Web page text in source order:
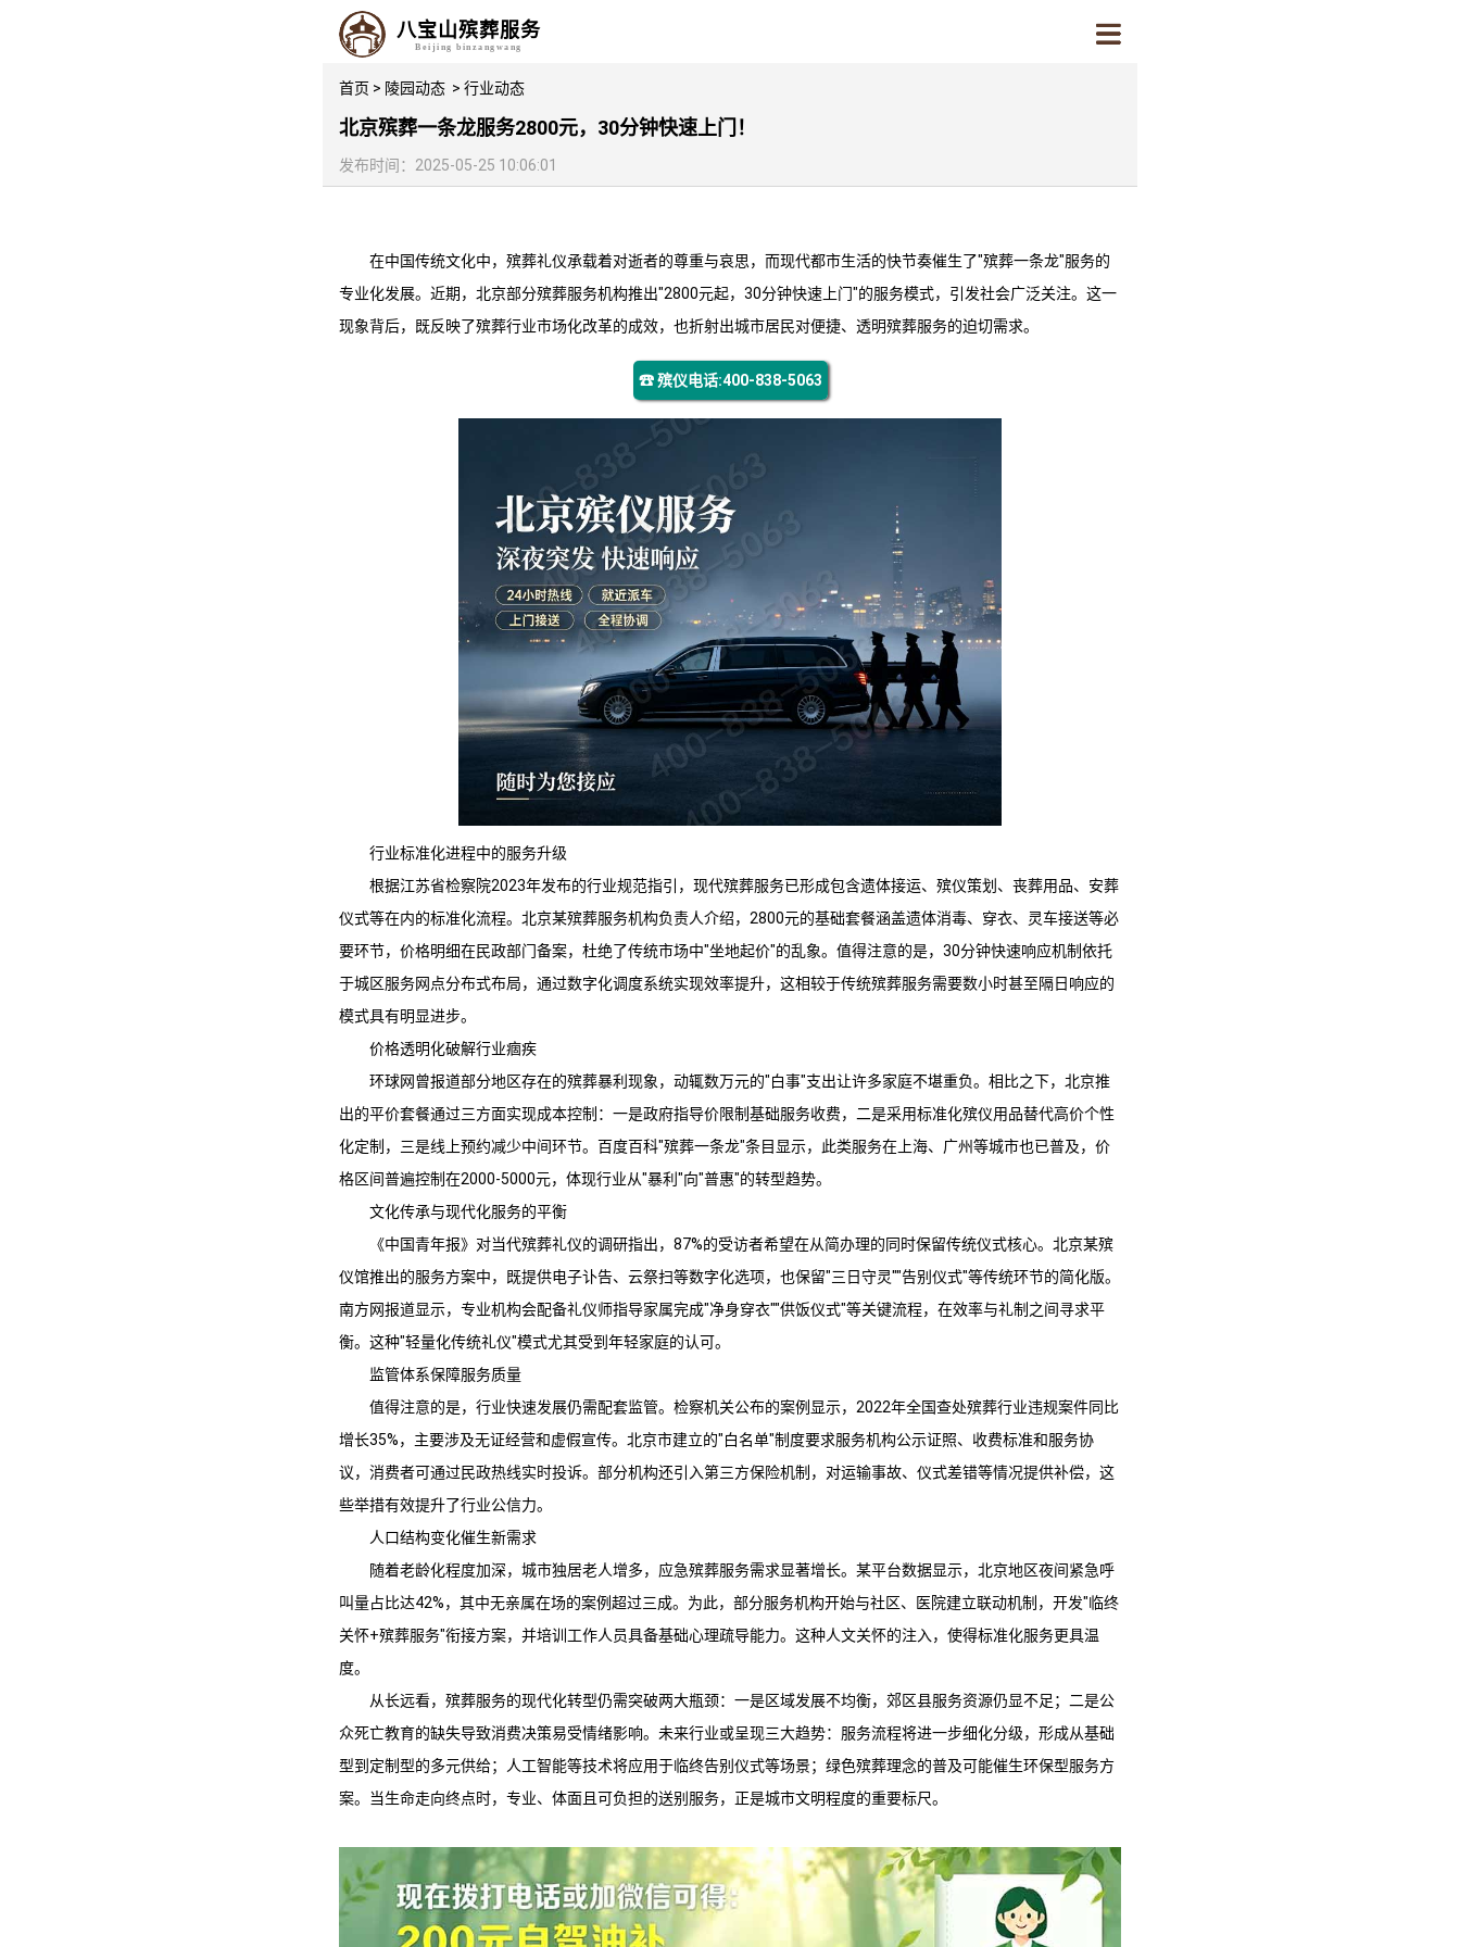
八宝山殡葬服务
Beijing binzangwang
首页 > 陵园动态 > 行业动态
北京殡葬一条龙服务2800元，30分钟快速上门！
发布时间：2025-05-25 10:06:01
在中国传统文化中，殡葬礼仪承载着对逝者的尊重与哀思，而现代都市生活的快节奏催生了"殡葬一条龙"服务的
专业化发展。近期，北京部分殡葬服务机构推出"2800元起，30分钟快速上门"的服务模式，引发社会广泛关注。这一
现象背后，既反映了殡葬行业市场化改革的成效，也折射出城市居民对便捷、透明殡葬服务的迫切需求。
☎ 殡仪电话:400-838-5063
行业标准化进程中的服务升级
根据江苏省检察院2023年发布的行业规范指引，现代殡葬服务已形成包含遗体接运、殡仪策划、丧葬用品、安葬
仪式等在内的标准化流程。北京某殡葬服务机构负责人介绍，2800元的基础套餐涵盖遗体消毒、穿衣、灵车接送等必
要环节，价格明细在民政部门备案，杜绝了传统市场中"坐地起价"的乱象。值得注意的是，30分钟快速响应机制依托
于城区服务网点分布式布局，通过数字化调度系统实现效率提升，这相较于传统殡葬服务需要数小时甚至隔日响应的
模式具有明显进步。
价格透明化破解行业痼疾
环球网曾报道部分地区存在的殡葬暴利现象，动辄数万元的"白事"支出让许多家庭不堪重负。相比之下，北京推
出的平价套餐通过三方面实现成本控制：一是政府指导价限制基础服务收费，二是采用标准化殡仪用品替代高价个性
化定制，三是线上预约减少中间环节。百度百科"殡葬一条龙"条目显示，此类服务在上海、广州等城市也已普及，价
格区间普遍控制在2000-5000元，体现行业从"暴利"向"普惠"的转型趋势。
文化传承与现代化服务的平衡
《中国青年报》对当代殡葬礼仪的调研指出，87%的受访者希望在从简办理的同时保留传统仪式核心。北京某殡
仪馆推出的服务方案中，既提供电子讣告、云祭扫等数字化选项，也保留"三日守灵""告别仪式"等传统环节的简化版。
南方网报道显示，专业机构会配备礼仪师指导家属完成"净身穿衣""供饭仪式"等关键流程，在效率与礼制之间寻求平
衡。这种"轻量化传统礼仪"模式尤其受到年轻家庭的认可。
监管体系保障服务质量
值得注意的是，行业快速发展仍需配套监管。检察机关公布的案例显示，2022年全国查处殡葬行业违规案件同比
增长35%，主要涉及无证经营和虚假宣传。北京市建立的"白名单"制度要求服务机构公示证照、收费标准和服务协
议，消费者可通过民政热线实时投诉。部分机构还引入第三方保险机制，对运输事故、仪式差错等情况提供补偿，这
些举措有效提升了行业公信力。
人口结构变化催生新需求
随着老龄化程度加深，城市独居老人增多，应急殡葬服务需求显著增长。某平台数据显示，北京地区夜间紧急呼
叫量占比达42%，其中无亲属在场的案例超过三成。为此，部分服务机构开始与社区、医院建立联动机制，开发"临终
关怀+殡葬服务"衔接方案，并培训工作人员具备基础心理疏导能力。这种人文关怀的注入，使得标准化服务更具温
度。
从长远看，殡葬服务的现代化转型仍需突破两大瓶颈：一是区域发展不均衡，郊区县服务资源仍显不足；二是公
众死亡教育的缺失导致消费决策易受情绪影响。未来行业或呈现三大趋势：服务流程将进一步细化分级，形成从基础
型到定制型的多元供给；人工智能等技术将应用于临终告别仪式等场景；绿色殡葬理念的普及可能催生环保型服务方
案。当生命走向终点时，专业、体面且可负担的送别服务，正是城市文明程度的重要标尺。